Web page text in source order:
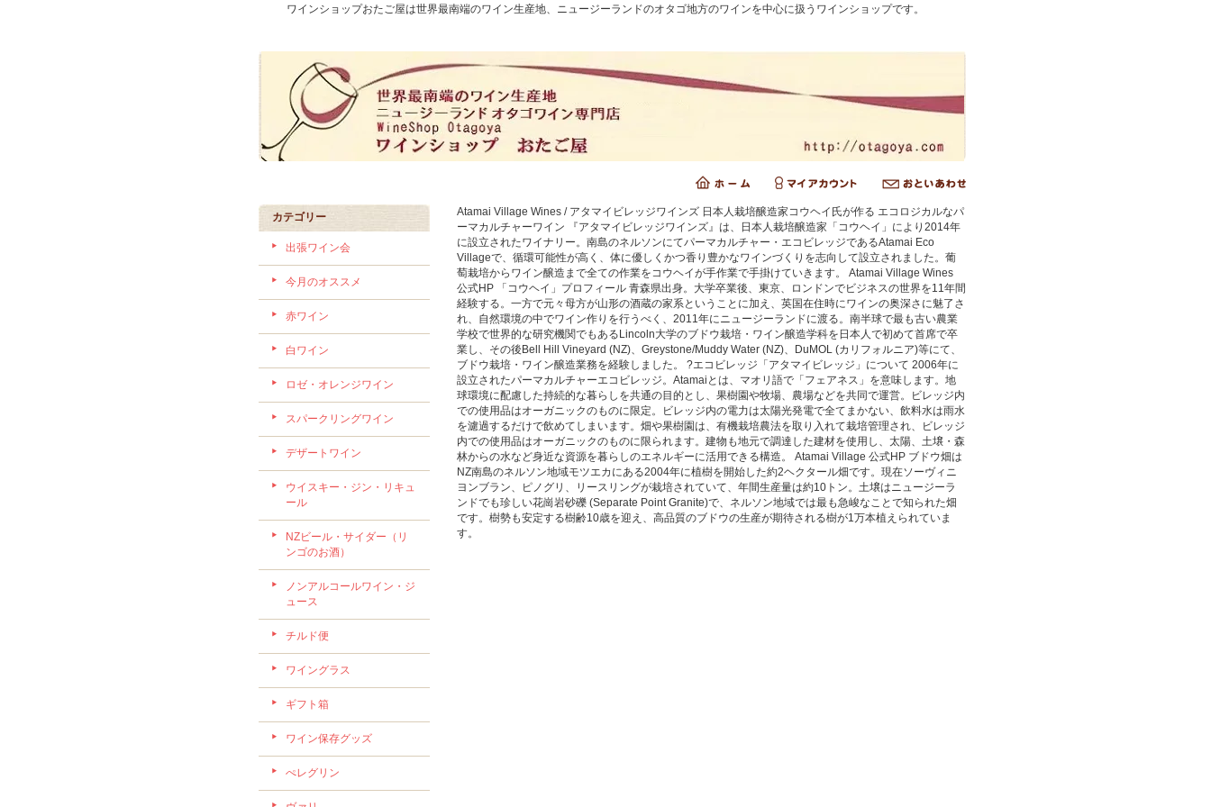
ワインショップおたご屋は世界最南端のワイン生産地、ニュージーランドのオタゴ地方のワインを中心に扱うワインショップです。
カテゴリー
出張ワイン会
今月のオススメ
赤ワイン
白ワイン
ロゼ・オレンジワイン
スパークリングワイン
デザートワイン
ウイスキー・ジン・リキュ
ール
NZビール・サイダー（リ
ンゴのお酒）
ノンアルコールワイン・ジ
ュース
チルド便
ワイングラス
ギフト箱
ワイン保存グッズ
ぺレグリン
Atamai Village Wines / アタマイビレッジワインズ 日本人栽培醸造家コウヘイ氏が作る エコロジカルなパ
ーマカルチャーワイン 『アタマイビレッジワインズ』は、日本人栽培醸造家「コウヘイ」により2014年
に設立されたワイナリー。南島のネルソンにてパーマカルチャー・エコビレッジであるAtamai Eco
Villageで、循環可能性が高く、体に優しくかつ香り豊かなワインづくりを志向して設立されました。葡
萄栽培からワイン醸造まで全ての作業をコウヘイが手作業で手掛けていきます。 Atamai Village Wines
公式HP 「コウヘイ」プロフィール 青森県出身。大学卒業後、東京、ロンドンでビジネスの世界を11年間
経験する。一方で元々母方が山形の酒蔵の家系ということに加え、英国在住時にワインの奥深さに魅了さ
れ、自然環境の中でワイン作りを行うべく、2011年にニュージーランドに渡る。南半球で最も古い農業
学校で世界的な研究機関でもあるLincoln大学のブドウ栽培・ワイン醸造学科を日本人で初めて首席で卒
業し、その後Bell Hill Vineyard (NZ)、Greystone/Muddy Water (NZ)、DuMOL (カリフォルニア)等にて、
ブドウ栽培・ワイン醸造業務を経験しました。 ?エコビレッジ「アタマイビレッジ」について 2006年に
設立されたパーマカルチャーエコビレッジ。Atamaiとは、マオリ語で「フェアネス」を意味します。地
球環境に配慮した持続的な暮らしを共通の目的とし、果樹園や牧場、農場などを共同で運営。ビレッジ内
での使用品はオーガニックのものに限定。ビレッジ内の電力は太陽光発電で全てまかない、飲料水は雨水
を濾過するだけで飲めてしまいます。畑や果樹園は、有機栽培農法を取り入れて栽培管理され、ビレッジ
内での使用品はオーガニックのものに限られます。建物も地元で調達した建材を使用し、太陽、土壌・森
林からの水など身近な資源を暮らしのエネルギーに活用できる構造。 Atamai Village 公式HP ブドウ畑は
NZ南島のネルソン地域モツエカにある2004年に植樹を開始した約2ヘクタール畑です。現在ソーヴィニ
ヨンブラン、ピノグリ、リースリングが栽培されていて、年間生産量は約10トン。土壌はニュージーラ
ンドでも珍しい花崗岩砂礫 (Separate Point Granite)で、ネルソン地域では最も急峻なことで知られた畑
です。樹勢も安定する樹齢10歳を迎え、高品質のブドウの生産が期待される樹が1万本植えられていま
す。